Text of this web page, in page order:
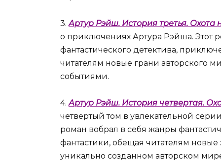
3. Артур Рэйш. История третья. Охота
о приключениях Артура Рэйша. Этот
фантастического детектива,
читателям новые грани авторского
событиями.
4. Артур Рэйш. История четвертая.
четвертый том в увлекательной
роман вобрал в себя жанры
фантастики, обещая читателям
уникально созданном авторском